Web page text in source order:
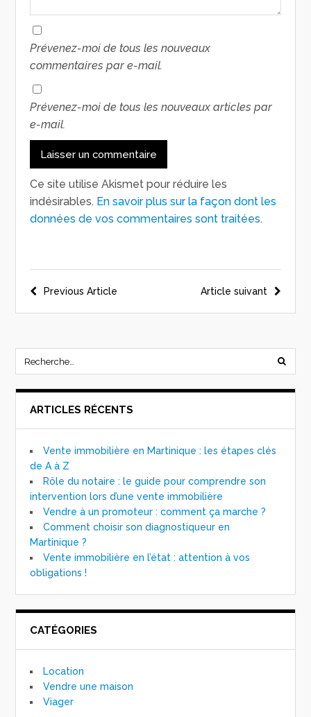
Prévenez-moi de tous les nouveaux
commentaires par e-mail.
Prévenez-moi de tous les nouveaux articles par
e-mail.
Ce site utilise Akismet pour réduire les
indésirables. En savoir plus sur la façon dont les
données de vos commentaires sont traitées.
Article suivant
Previous Article
ARTICLES RÉCENTS
Vente immobilière en Martinique : les étapes clés
de A à Z
Rôle du notaire : le guide pour comprendre son
intervention lors d’une vente immobilière
Vendre à un promoteur : comment ça marche ?
Comment choisir son diagnostiqueur en
Martinique ?
Vente immobilière en l’état : attention à vos
obligations !
CATÉGORIES
Location
Vendre une maison
Viager